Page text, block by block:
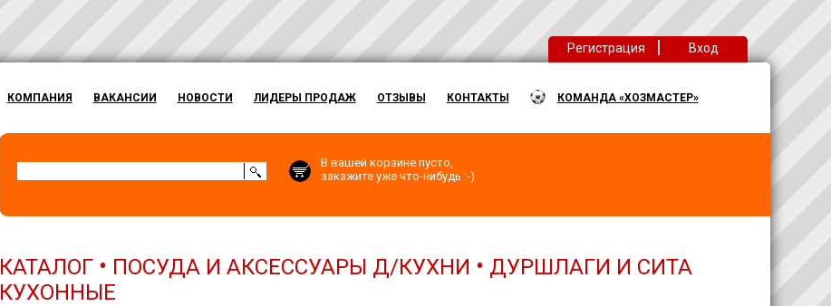
Регистрация | Вход
КОМПАНИЯ ВАКАНСИИ НОВОСТИ ЛИДЕРЫ ПРОДАЖ ОТЗЫВЫ КОНТАКТЫ КОМАНДА «ХОЗМАСТЕР»
В вашей корзине пусто,
закажите уже что-нибудь :-)
КАТАЛОГ• ПОСУДА И АКСЕССУАРЫ Д/КУХНИ • ДУРШЛАГИ И СИТА
КУХОННЫЕ